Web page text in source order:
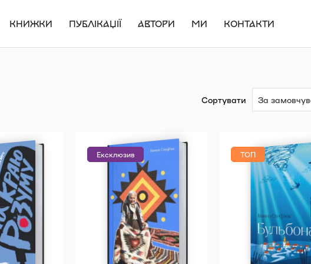
КНИЖКИ ПУБЛІКАЦІЇ АВТОРИ МИ КОНТАКТИ
Сортувати
Ексклюзив ТОП